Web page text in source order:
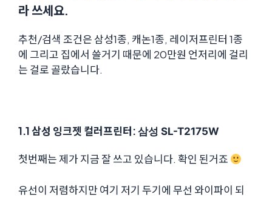
라 쓰세요.
추천/검색 조건은 삼성1종, 캐논1종, 레이저프린터 1종
에 그리고 집에서 쓸거기 때문에 20만원 언저리에 걸리
는 걸로 골랐습니다.
1.1 삼성 잉크젯 컬러프린터: 삼성 SL-T2175W
첫번째는 제가 지금 잘 쓰고 있습니다. 확인 된거죠
유선이 저렴하지만 여기 저기 두기에 무선 와이파이 되